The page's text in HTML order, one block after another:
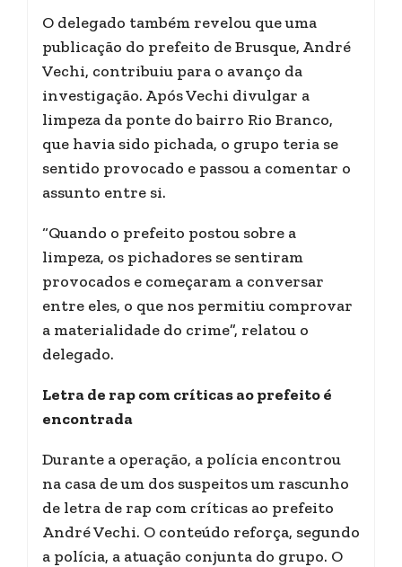
O delegado também revelou que uma
publicação do prefeito de Brusque, André
Vechi, contribuiu para o avanço da
investigação. Após Vechi divulgar a
limpeza da ponte do bairro Rio Branco,
que havia sido pichada, o grupo teria se
sentido provocado e passou a comentar o
assunto entre si.
“Quando o prefeito postou sobre a
limpeza, os pichadores se sentiram
provocados e começaram a conversar
entre eles, o que nos permitiu comprovar
a materialidade do crime”, relatou o
delegado.
Letra de rap com críticas ao prefeito é
encontrada
Durante a operação, a polícia encontrou
na casa de um dos suspeitos um rascunho
de letra de rap com críticas ao prefeito
André Vechi. O conteúdo reforça, segundo
a polícia, a atuação conjunta do grupo. O